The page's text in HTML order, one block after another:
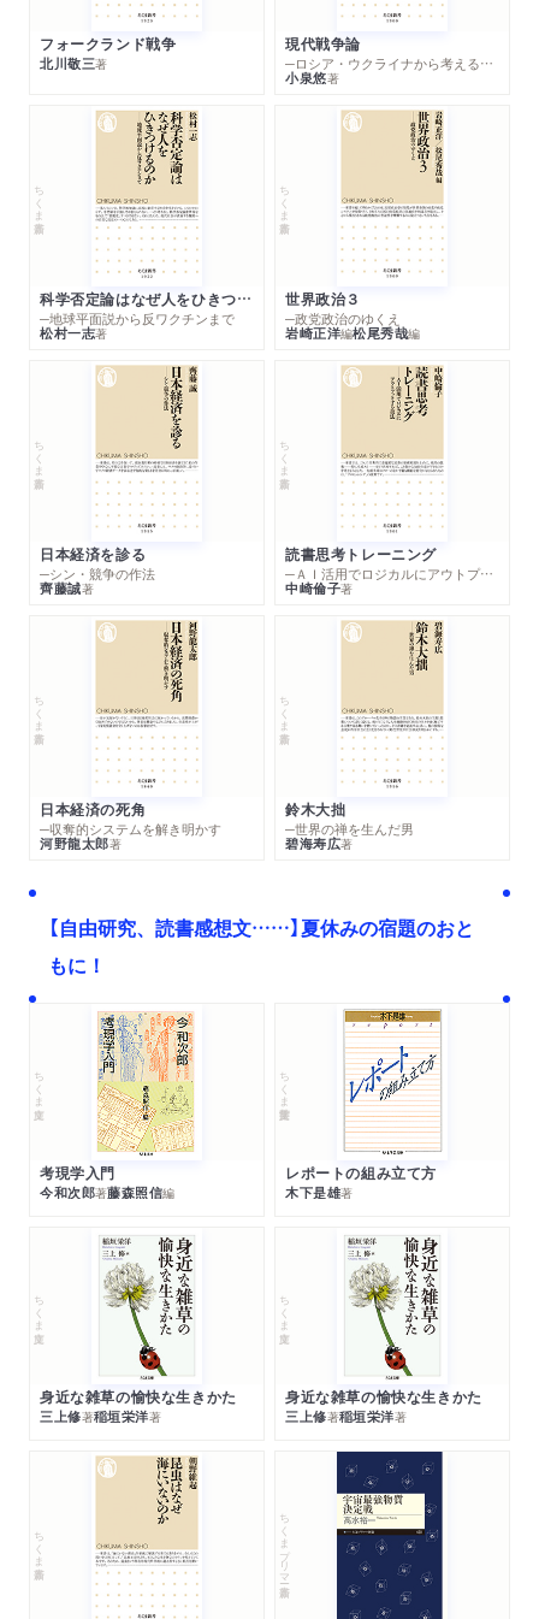
フォークランド戦争
北川敬三著
現代戦争論
─ロシア・ウクライナから考える世界の行方
小泉悠著
ちくま新書
科学否定論はなぜ人をひきつけるのか
─地球平面説から反ワクチンまで
松村一志著
ちくま新書
世界政治３
─政党政治のゆくえ
岩崎正洋編松尾秀哉編
ちくま新書
日本経済を診る
─シン・競争の作法
齊藤誠著
ちくま新書
読書思考トレーニング
─ＡＩ活用でロジカルにアウトプットする技法
中崎倫子著
ちくま新書
日本経済の死角
─収奪的システムを解き明かす
河野龍太郎著
ちくま新書
鈴木大拙
─世界の禅を生んだ男
碧海寿広著
【自由研究、読書感想文……】夏休みの宿題のおと
もに！
ちくま文庫
考現学入門
今和次郎著藤森照信編
ちくま学芸文庫
レポートの組み立て方
木下是雄著
ちくま文庫
身近な雑草の愉快な生きかた
三上修著稲垣栄洋著
ちくま文庫
身近な雑草の愉快な生きかた
三上修著稲垣栄洋著
ちくま新書 ちくまプリマー新書